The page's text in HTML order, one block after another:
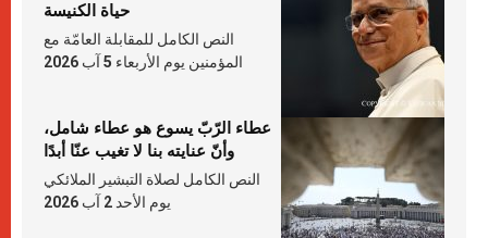
حياة الكنيسة
النص الكامل للمقابلة العامّة مع
المؤمنين يوم الأربعاء 5 آب 2026
عطاء الرّبّ يسوع هو عطاء شامل،
وأنّ عنايته بنا لا تغيب عنّا أبدًا
النص الكامل لصلاة التبشير الملائكي
يوم الأحد 2 آب 2026